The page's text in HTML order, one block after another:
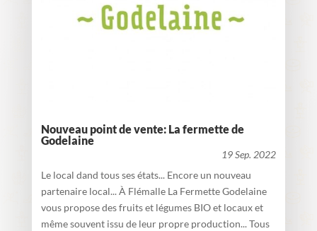
Nouveau point de vente: La fermette de
Godelaine
19 Sep. 2022
Le local dand tous ses états... Encore un nouveau
partenaire local... À Flémalle La Fermette Godelaine
vous propose des fruits et légumes BIO et locaux et
même souvent issu de leur propre production... Tous